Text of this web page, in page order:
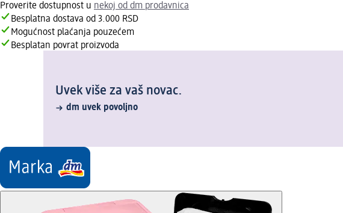
Proverite dostupnost u nekoj od dm prodavnica
Besplatna dostava od 3.000 RSD
Mogućnost plaćanja pouzećem
Besplatan povrat proizvoda
Uvek više za vaš novac.
dm uvek povoljno